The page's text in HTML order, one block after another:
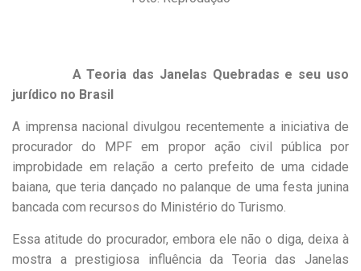
A Teoria das Janelas Quebradas e seu uso
jurídico no Brasil
A imprensa nacional divulgou recentemente a iniciativa de
procurador do MPF em propor ação civil pública por
improbidade em relação a certo prefeito de uma cidade
baiana, que teria dançado no palanque de uma festa junina
bancada com recursos do Ministério do Turismo.
Essa atitude do procurador, embora ele não o diga, deixa à
mostra a prestigiosa influência da Teoria das Janelas